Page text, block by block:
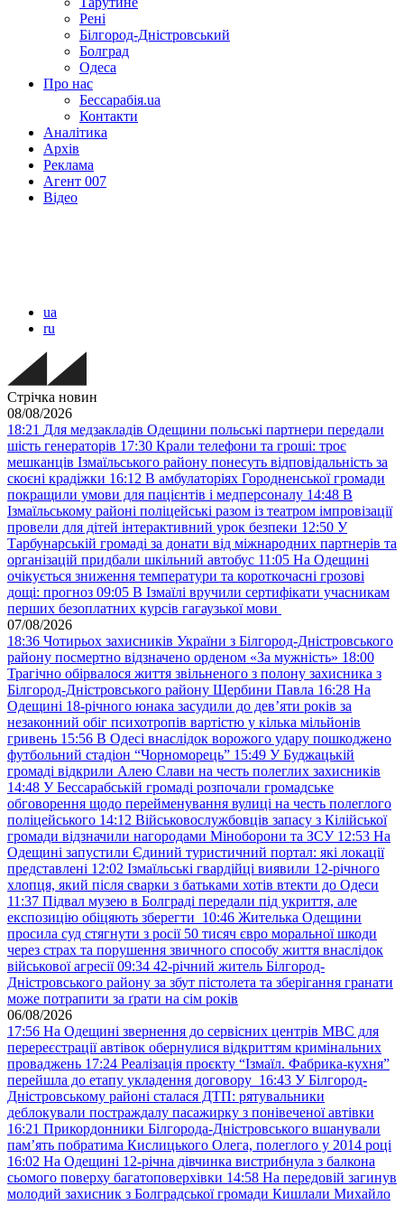
Рені
Білгород-Дністровський
Болград
Одеса
Про нас
Бессарабія.ua
Контакти
Аналітика
Архів
Реклама
Агент 007
Відео
ua
ru
Стрічка новин
08/08/2026
18:21 Для медзакладів Одещини польські партнери передали
шість генераторів 17:30 Крали телефони та гроші: троє
мешканців Ізмаїльського району понесуть відповідальність за
скоєні крадіжки 16:12 В амбулаторіях Городненської громади
покращили умови для пацієнтів і медперсоналу 14:48 В
Ізмаїльському районі поліцейські разом із театром імпровізації
провели для дітей інтерактивний урок безпеки 12:50 У
Тарбунарській громаді за донати від міжнародних партнерів та
організацій придбали шкільний автобус 11:05 На Одещині
очікується зниження температури та короткочасні грозові
дощі: прогноз 09:05 В Ізмаїлі вручили сертифікати учасникам
перших безоплатних курсів гагаузької мови
07/08/2026
18:36 Чотирьох захисників України з Білгород-Дністровського
району посмертно відзначено орденом «За мужність» 18:00
Трагічно обірвалося життя звільненого з полону захисника з
Білгород-Дністровського району Щербини Павла 16:28 На
Одещині 18-річного юнака засудили до дев’яти років за
незаконний обіг психотропів вартістю у кілька мільйонів
гривень 15:56 В Одесі внаслідок ворожого удару пошкоджено
футбольний стадіон “Чорноморець” 15:49 У Буджацькій
громаді відкрили Алею Слави на честь полеглих захисників
14:48 У Бессарабській громаді розпочали громадське
обговорення щодо перейменування вулиці на честь полеглого
поліцейського 14:12 Військовослужбовців запасу з Кілійської
громади відзначили нагородами Міноборони та ЗСУ 12:53 На
Одещині запустили Єдиний туристичний портал: які локації
представлені 12:02 Ізмаїльські гвардійці виявили 12-річного
хлопця, який після сварки з батьками хотів втекти до Одеси
11:37 Підвал музею в Болграді передали під укриття, але
експозицію обіцяють зберегти 10:46 Жителька Одещини
просила суд стягнути з росії 50 тисяч євро моральної шкоди
через страх та порушення звичного способу життя внаслідок
військової агресії 09:34 42-річний житель Білгород-
Дністровського району за збут пістолета та зберігання гранати
може потрапити за ґрати на сім років
06/08/2026
17:56 На Одещині звернення до сервісних центрів МВС для
перереєстрації автівок обернулися відкриттям кримінальних
проваджень 17:24 Реалізація проєкту “Ізмаїл. Фабрика-кухня”
перейшла до етапу укладення договору 16:43 У Білгород-
Дністровському районі сталася ДТП: рятувальники
деблокували постраждалу пасажирку з понівеченої автівки
16:21 Прикордонники Білгорода-Дністровського вшанували
пам’ять побратима Кислицького Олега, полеглого у 2014 році
16:02 На Одещині 12-річна дівчинка вистрибнула з балкона
сьомого поверху багатоповерхівки 14:58 На передовій загинув
молодий захисник з Болградської громади Кишлали Михайло